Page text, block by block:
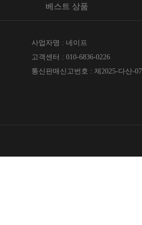
베스트 상품
사업자명 : 네이프
고객센터 : 010-6836-0226
통신판매신고번호 : 제2025-다산-